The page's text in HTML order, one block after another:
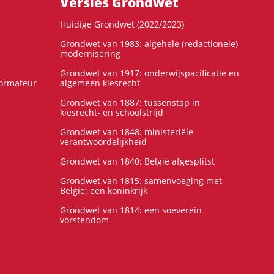
Huidige Grondwet (2022/2023)
Grondwet van 1983: algehele (redactionele)
modernisering
Grondwet van 1917: onderwijspacificatie en
algemeen kiesrecht
Grondwet van 1887: tussenstap in
kiesrecht- en schoolstrijd
Grondwet van 1848: ministeriële
verantwoordelijkheid
Grondwet van 1840: België afgesplitst
Grondwet van 1815: samenvoeging met
België: een koninkrijk
Grondwet van 1814: een soeverein
vorstendom